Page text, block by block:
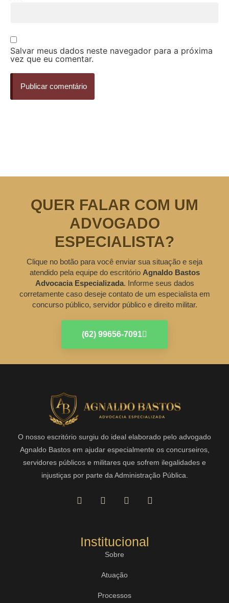
Salvar meus dados neste navegador para a próxima
vez que eu comentar.
QUER FALAR COM UM
ADVOGADO
ESPECIALISTA?
Clique no botão para você enviar sua situação e seja
atendido pela equipe do escritório Agnaldo Bastos
Advocacia Especializada. Informe seus dados
corretamente caso deseje contato de um especialista em
concurso público, servidor público e direito militar.
(62) 99656-7091
O nosso escritório surgiu do ideal elaborado pelo advogado
Agnaldo Bastos em ajudar especialmente os concurseiros,
servidores públicos e militares que sofrem ilegalidades e
injustiças por parte da Administração Pública.
Institucional
Sobre
Atuação
Processos